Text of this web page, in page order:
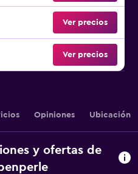
Ver precios
Ver precios
Opiniones Ubicación
y ofertas de